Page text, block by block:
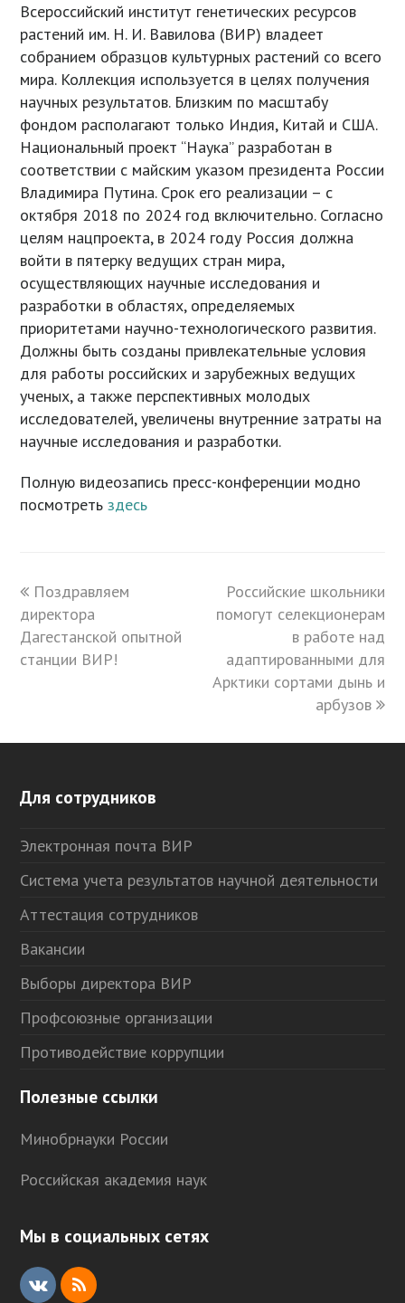
Всероссийский институт генетических ресурсов
растений им. Н. И. Вавилова (ВИР) владеет
собранием образцов культурных растений со всего
мира. Коллекция используется в целях получения
научных результатов. Близким по масштабу
фондом располагают только Индия, Китай и США.
Национальный проект “Наука” разработан в
соответствии с майским указом президента России
Владимира Путина. Срок его реализации – с
октября 2018 по 2024 год включительно. Согласно
целям нацпроекта, в 2024 году Россия должна
войти в пятерку ведущих стран мира,
осуществляющих научные исследования и
разработки в областях, определяемых
приоритетами научно-технологического развития.
Должны быть созданы привлекательные условия
для работы российских и зарубежных ведущих
ученых, а также перспективных молодых
исследователей, увеличены внутренние затраты на
научные исследования и разработки.
Полную видеозапись пресс-конференции модно
посмотретьздесь
previous
post:
Поздравляем
директора
Дагестанской опытной
станции ВИР!
next
post:
Российские школьники
помогут селекционерам
в работе над
адаптированными для
Арктики сортами дынь и
арбузов
Для сотрудников
Электронная почта ВИР
Система учета результатов научной деятельности
Аттестация сотрудников
Вакансии
Выборы директора ВИР
Профсоюзные организации
Противодействие коррупции
Полезные ссылки
Минобрнауки России
Российская академия наук
Мы в социальных сетях
V R